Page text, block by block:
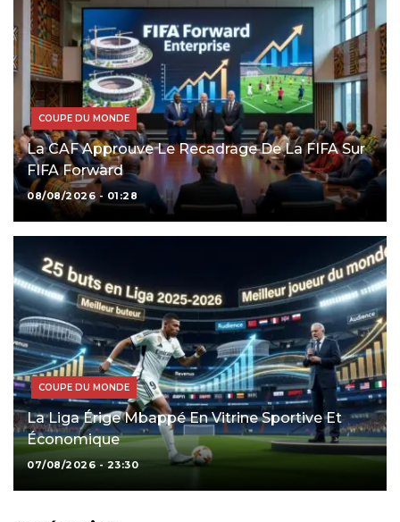
COUPE DU MONDE
La CAF Approuve Le Recadrage De La FIFA Sur
FIFA Forward
08/08/2026 - 01:28
COUPE DU MONDE
La Liga Érige Mbappé En Vitrine Sportive Et
Économique
07/08/2026 - 23:30